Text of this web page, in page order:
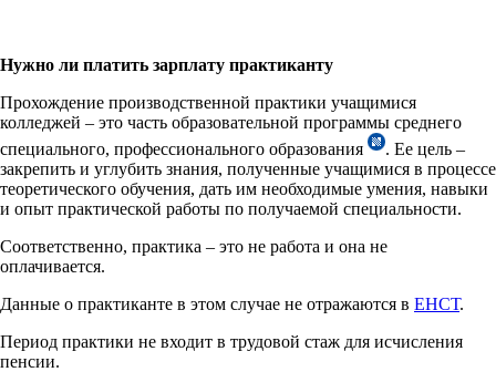
Нужно ли платить зарплату практиканту
Прохождение производственной практики учащимися
колледжей – это часть образовательной программы среднего
специального, профессионального образования
. Ее цель –
закрепить и углубить знания, полученные учащимися в процессе
теоретического обучения, дать им необходимые умения, навыки
и опыт практической работы по получаемой специальности.
Соответственно, практика – это не работа и она не
оплачивается.
Данные о практиканте в этом случае не отражаются в ЕНСТ.
Период практики не входит в трудовой стаж для исчисления
пенсии.